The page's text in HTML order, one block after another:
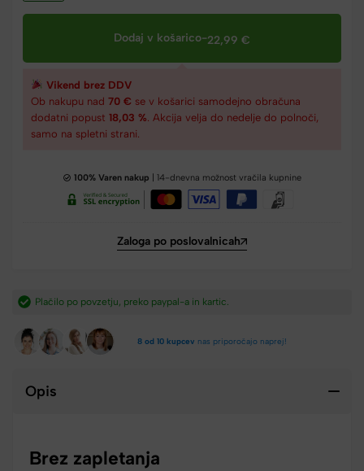
Dodaj v košarico-22,99 €
Vikend brez DDV
Ob nakupu nad 70 € se v košarici samodejno obračuna
dodatni popust 18,03 % . Akcija velja do nedelje do polnoči,
samo na spletni strani.
100% Varen nakup | 14-dnevna možnost vračila kupnine
Zaloga po poslovalnicah
Hitra dostava iz Slovenije v 2-4 dneh.​
8 od 10 kupcev nas priporočajo naprej!
Opis
Brez zapletanja